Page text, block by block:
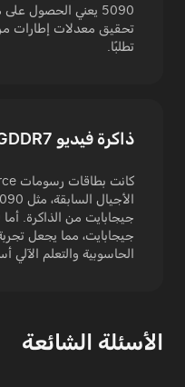
5090 يعني الحصول
تحقيق معدلات إطارات
تطلبًا.
ذاكرة فيديو GDDR7 بسعة 32 جيجابايت
جيجابايت، مما يجعل
الحاسوبية والتعلم الآلي
الأسئلة الشائعة